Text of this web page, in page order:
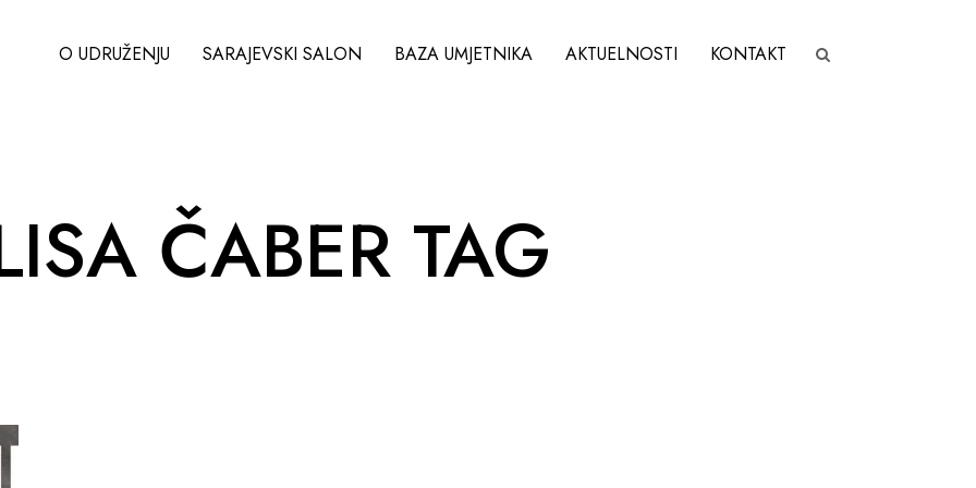
O UDRUŽENJU SARAJEVSKI SALON BAZA UMJETNIKA AKTUELNOSTI KONTAKT
ČABER TAG